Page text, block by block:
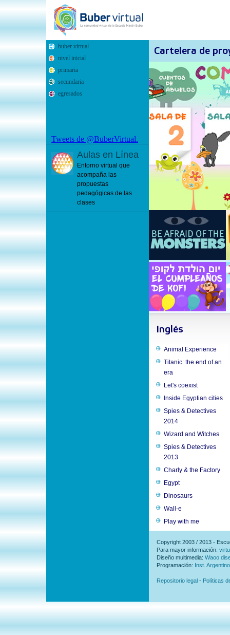
Tweets de @BuberVirtual.
Aulas en Línea
Entorno virtual que
acompaña las
propuestas
pedagógicas de las
clases
Cartelera de
Inglés
Animal Experience
Titanic: the end of an
era
Let's coexist
Inside Egyptian cities
Spies & Detectives
2014
Wizard and Witches
Spies & Detectives
2013
Charly & the Factory
Egypt
Dinosaurs
Wall-e
Play with me
Copyright 2003 / 2013 -
Para mayor información:
Diseño multimedia: Waoo
Programación: Inst.
Repositorio legal - Políticas